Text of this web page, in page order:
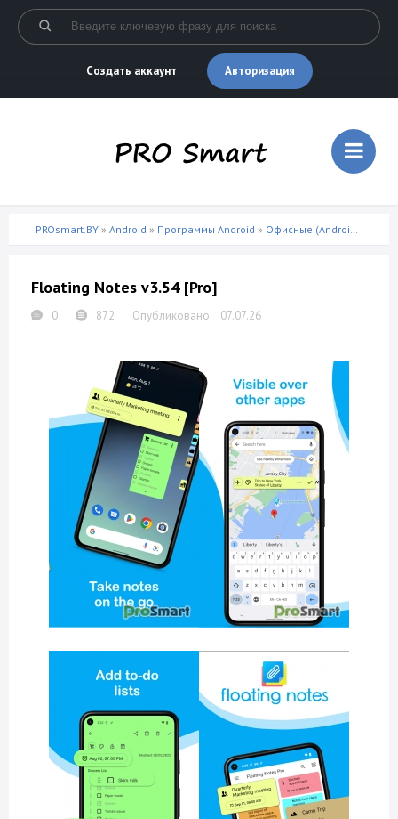
Создать аккаунт Авторизация
PROsmart.BY » Android » Программы Android » Офисные (Android)
Floating Notes v3.54 [Pro]
07.07.26
0 872